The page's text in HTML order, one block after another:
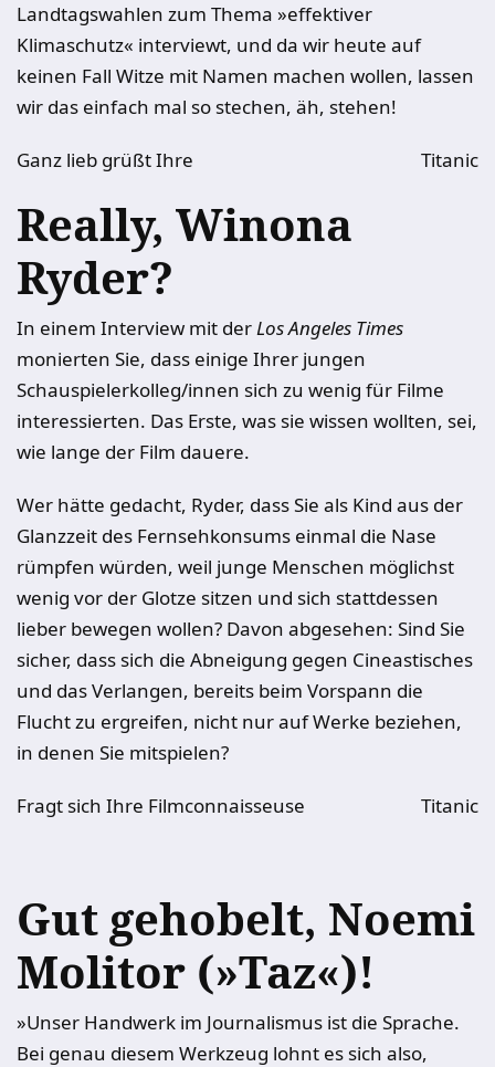
Landtagswahlen zum Thema »effektiver
Klimaschutz« interviewt, und da wir heute auf
keinen Fall Witze mit Namen machen wollen, lassen
wir das einfach mal so stechen, äh, stehen!
Ganz lieb grüßt Ihre Titanic
Really, Winona
Ryder?
In einem Interview mit derLos Angeles Times
monierten Sie, dass einige Ihrer jungen
Schauspielerkolleg/innen sich zu wenig für Filme
interessierten. Das Erste, was sie wissen wollten, sei,
wie lange der Film dauere.
Wer hätte gedacht, Ryder, dass Sie als Kind aus der
Glanzzeit des Fernsehkonsums einmal die Nase
rümpfen würden, weil junge Menschen möglichst
wenig vor der Glotze sitzen und sich stattdessen
lieber bewegen wollen? Davon abgesehen: Sind Sie
sicher, dass sich die Abneigung gegen Cineastisches
und das Verlangen, bereits beim Vorspann die
Flucht zu ergreifen, nicht nur auf Werke beziehen,
in denen Sie mitspielen?
Fragt sich Ihre Filmconnaisseuse Titanic
Gut gehobelt, Noemi
Molitor (»Taz«)!
»Unser Handwerk im Journalismus ist die Sprache.
Bei genau diesem Werkzeug lohnt es sich also,